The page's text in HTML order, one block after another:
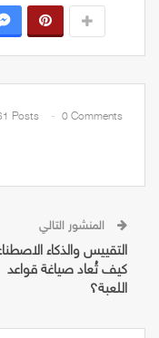
Posts 0 Comments
التقييس والذكاء
كيف تُعاد صياغة قواعد
اللعبة؟